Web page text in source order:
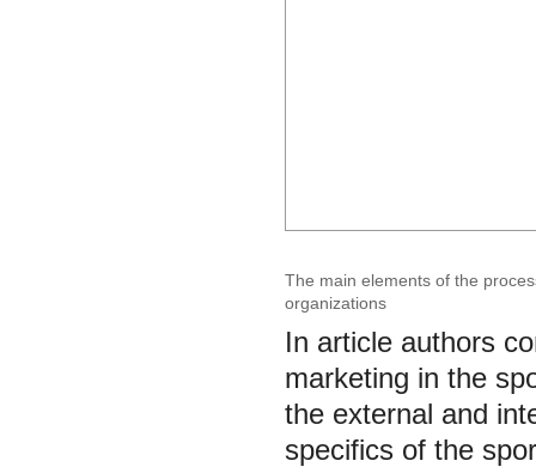
The main elements of the
organizations
In article authors
marketing in the
the external and
specifics of the